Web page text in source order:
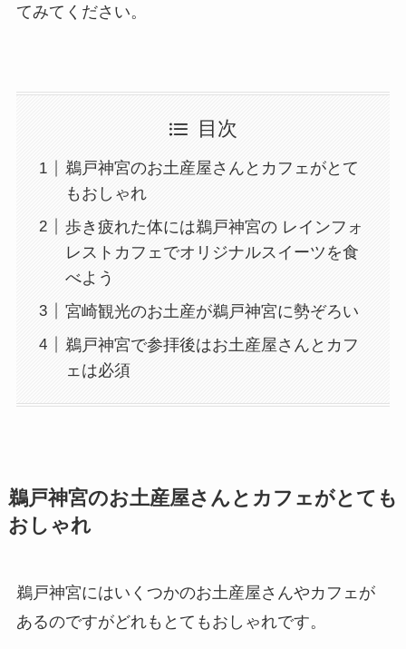
てみてください。
目次
鵜戸神宮のお土産屋さんとカフェがとて
もおしゃれ
歩き疲れた体には鵜戸神宮の レインフォ
レストカフェでオリジナルスイーツを食
べよう
宮崎観光のお土産が鵜戸神宮に勢ぞろい
鵜戸神宮で参拝後はお土産屋さんとカフ
ェは必須
鵜戸神宮のお土産屋さんとカフェがとても
おしゃれ
鵜戸神宮にはいくつかのお土産屋さんやカフェが
あるのですがどれもとてもおしゃれです。